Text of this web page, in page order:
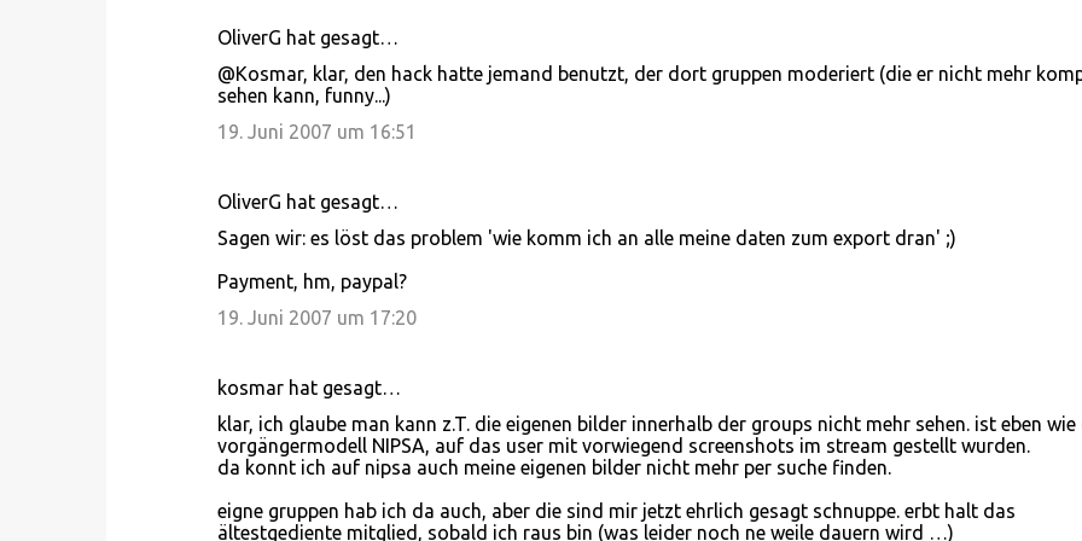
OliverG hat gesagt…
@Kosmar, klar, den hack hatte jemand benutzt, der dort gruppen moderiert (die er nicht mehr
sehen kann, funny...)
19. Juni 2007 um 16:51
OliverG hat gesagt…
Sagen wir: es löst das problem 'wie komm ich an alle meine daten zum export dran' ;)
Payment, hm, paypal?
19. Juni 2007 um 17:20
kosmar hat gesagt…
klar, ich glaube man kann z.T. die eigenen bilder innerhalb der groups nicht mehr sehen. ist eben wie
vorgängermodell NIPSA, auf das user mit vorwiegend screenshots im stream gestellt wurden.
da konnt ich auf nipsa auch meine eigenen bilder nicht mehr per suche finden.
eigne gruppen hab ich da auch, aber die sind mir jetzt ehrlich gesagt schnuppe. erbt halt das
ältestgediente mitglied, sobald ich raus bin (was leider noch ne weile dauern wird …)